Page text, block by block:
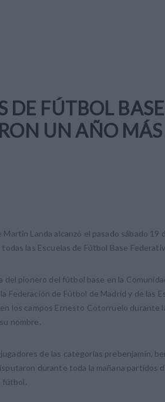
DE FÚTBOL
UN AÑO
Martín Landa alcanzó el pasado sábado
las Escuelas de Fútbol Base
del pionero del fútbol base en la
Federación de Fútbol de Madrid y de las
los campos Ernesto Cotorruelo durante
nombre.
de las categorías prebenjamín,
durante toda la mañana
fútbol.